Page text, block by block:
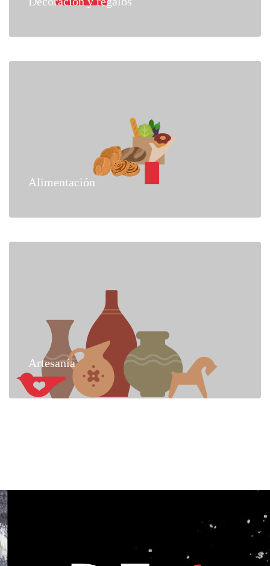
Alimentación
Artesanía